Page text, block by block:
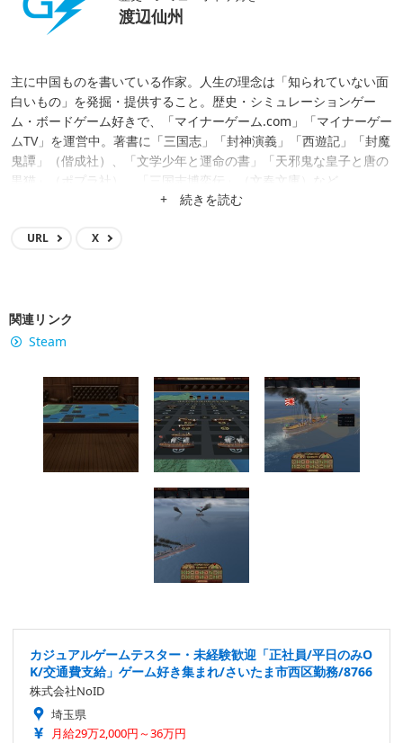
渡辺仙州
主に中国ものを書いている作家。人生の理念は「知られていない面
白いもの」を発掘・提供すること。歴史・シミュレーションゲー
ム・ボードゲーム好きで、「マイナーゲーム.com」「マイナーゲー
ムTV」を運営中。著書に「三国志」「封神演義」「西遊記」「封魔
鬼譚」（偕成社）、「文学少年と運命の書」「天邪鬼な皇子と唐の
黒猫」（ポプラ社）、「三国志博奕伝」（文春文庫）など。
+ 続きを読む
URL X
関連リンク
Steam
カジュアルゲームテスター・未経験歓迎「正社員/平日のみO
K/交通費支給」ゲーム好き集まれ/さいたま市西区勤務/8766
株式会社NoID
埼玉県
月給29万2,000円～36万円